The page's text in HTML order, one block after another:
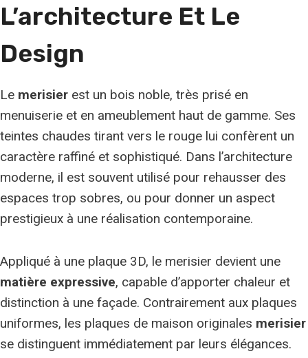
L’architecture Et Le
Design
Le merisier est un bois noble, très prisé en
menuiserie et en ameublement haut de gamme. Ses
teintes chaudes tirant vers le rouge lui confèrent un
caractère raffiné et sophistiqué. Dans l’architecture
moderne, il est souvent utilisé pour rehausser des
espaces trop sobres, ou pour donner un aspect
prestigieux à une réalisation contemporaine.
Appliqué à une plaque 3D, le merisier devient une
matière expressive, capable d’apporter chaleur et
distinction à une façade. Contrairement aux plaques
uniformes, les plaques de maison originales merisier
se distinguent immédiatement par leurs élégances.